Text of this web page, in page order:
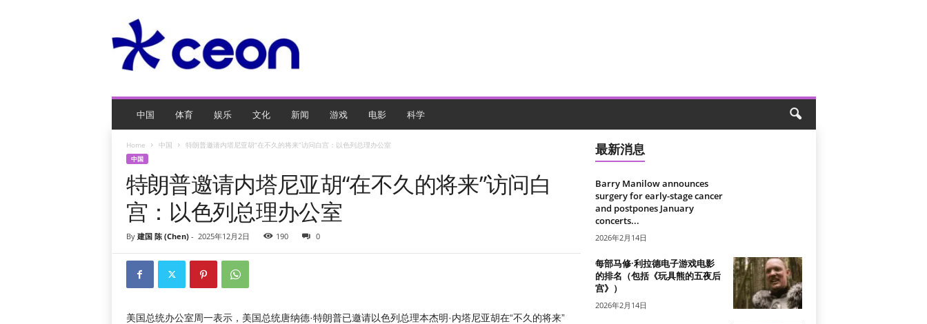
O
游
中国 体育 娱乐 文化 新闻 游戏 电影 科学
Home 中国 特朗普邀请内塔尼亚胡“在不久的将来”访问白宫：以色列总理办公室
中国
特朗普邀请内塔尼亚胡“在不久的将来”访问白
宫：以色列总理办公室
By 建国 陈 (Chen)- 2025年12月2日 190 0
美国总统办公室周一表示，美国总统唐纳德·特朗普已邀请以色列总理本杰明·内塔尼亚胡在“不久的将来”
最新消息
Barry Manilow announces
surgery for early-stage cancer
and postpones January
concerts...
2026年2月14日
每部马修·利拉德电子游戏电影
的排名（包括《玩具熊的五夜后
宫》）
2026年2月14日